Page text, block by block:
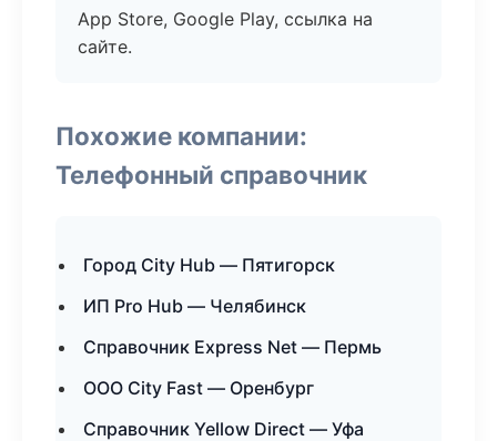
App Store, Google Play, ссылка на
сайте.
Похожие компании:
Телефонный справочник
Город City Hub — Пятигорск
ИП Pro Hub — Челябинск
Справочник Express Net — Пермь
ООО City Fast — Оренбург
Справочник Yellow Direct — Уфа